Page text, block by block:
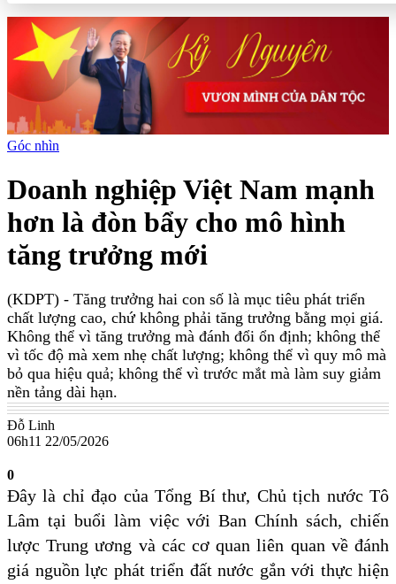
Góc nhìn
Doanh nghiệp Việt Nam mạnh
hơn là đòn bẩy cho mô hình
tăng trưởng mới
(KDPT) - Tăng trưởng hai con số là mục tiêu phát triển
chất lượng cao, chứ không phải tăng trưởng bằng mọi giá.
Không thể vì tăng trưởng mà đánh đổi ổn định; không thể
vì tốc độ mà xem nhẹ chất lượng; không thể vì quy mô mà
bỏ qua hiệu quả; không thể vì trước mắt mà làm suy giảm
nền tảng dài hạn.
Đỗ Linh
06h11 22/05/2026
0
Đây là chỉ đạo của Tổng Bí thư, Chủ tịch nước Tô
Lâm tại buổi làm việc với Ban Chính sách, chiến
lược Trung ương và các cơ quan liên quan về đánh
giá nguồn lực phát triển đất nước gắn với thực hiện